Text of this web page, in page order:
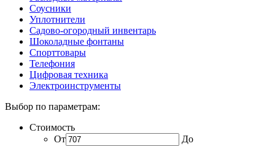
Соусники
Уплотнители
Садово-огородный инвентарь
Шоколадные фонтаны
Спорттовары
Телефония
Цифровая техника
Электроинструменты
Выбор по параметрам:
Стоимость
От
До